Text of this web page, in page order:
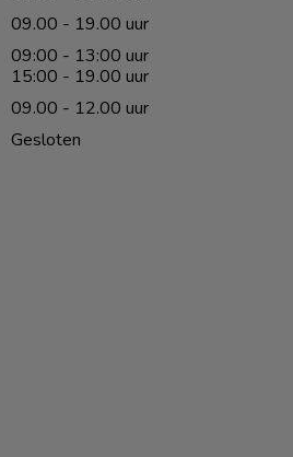
09.00 - 19.00 uur
09:00 - 13:00 uur
15:00 - 19.00 uur
09.00 - 12.00 uur
Gesloten